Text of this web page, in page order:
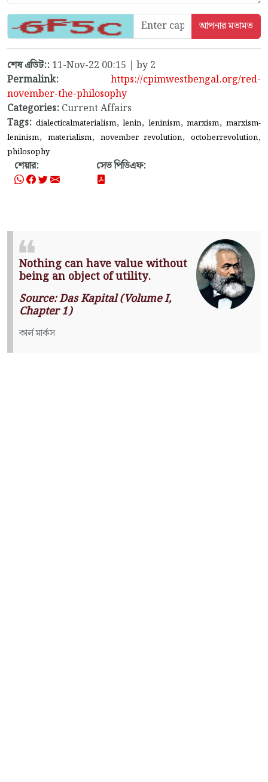
শেষ এডিট:: 11-Nov-22 00:15 | by 2
Permalink:
https://cpimwestbengal.org/red-
november-the-philosophy
Categories: Current Affairs
Tags: dialecticalmaterialism,lenin, leninism,marxism,marxism-
leninism, materialism, november revolution, octoberrevolution,
philosophy
শেয়ার: সেভ পিডিএফ:
Nothing can have value without
being an object of utility.
Source: Das Kapital (Volume I,
Chapter 1)
কার্ল মার্কস